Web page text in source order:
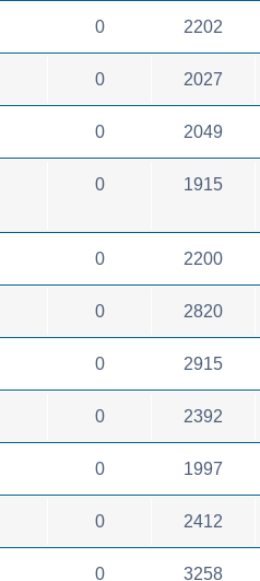
0 2202
0 2027
0 2049
0 1915
0 2200
0 2820
0 2915
0 2392
0 1997
0 2412
0 3258